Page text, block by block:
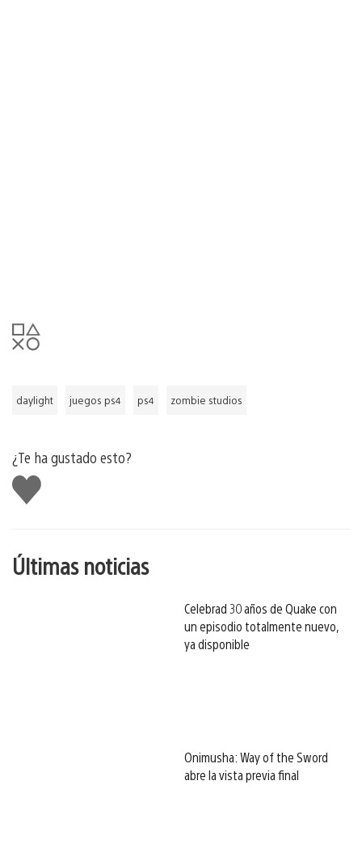
daylight juegos ps4 ps4 zombie studios
¿Te ha gustado esto?
Me
gusta
Últimas noticias
Celebrad 30 años de Quake con
un episodio totalmente nuevo,
ya disponible
Onimusha: Way of the Sword
abre la vista previa final